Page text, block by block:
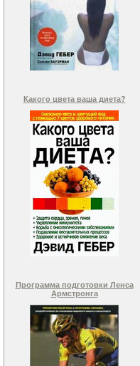
Какого цвета ваша диета?
Программа подготовки Ленса
Армстронга